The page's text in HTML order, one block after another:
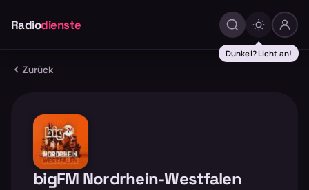
Radiodienste
Dunkel? Licht an!
Zurück
bigFM Nordrhein-Westfalen